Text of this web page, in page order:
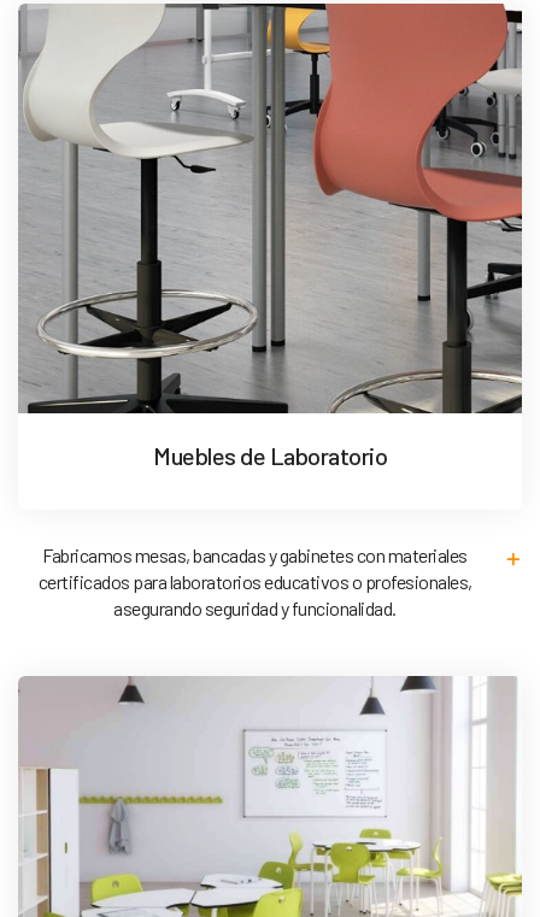
Muebles de Laboratorio
Fabricamos mesas, bancadas y gabinetes con materiales
certificados para laboratorios educativos o profesionales,
asegurando seguridad y funcionalidad.